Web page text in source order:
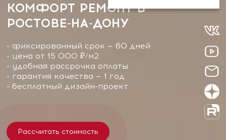
КОМФОРТ РЕМОНТ В
РОСТОВЕ-НА-ДОНУ
- фиксированный срок — 60 дней
- цена от 15 000 ₽/м2
- удобная рассрочка оплаты
- гарантия качества — 1 год
- бесплатный дизайн-проект
Расcчитать стоимость